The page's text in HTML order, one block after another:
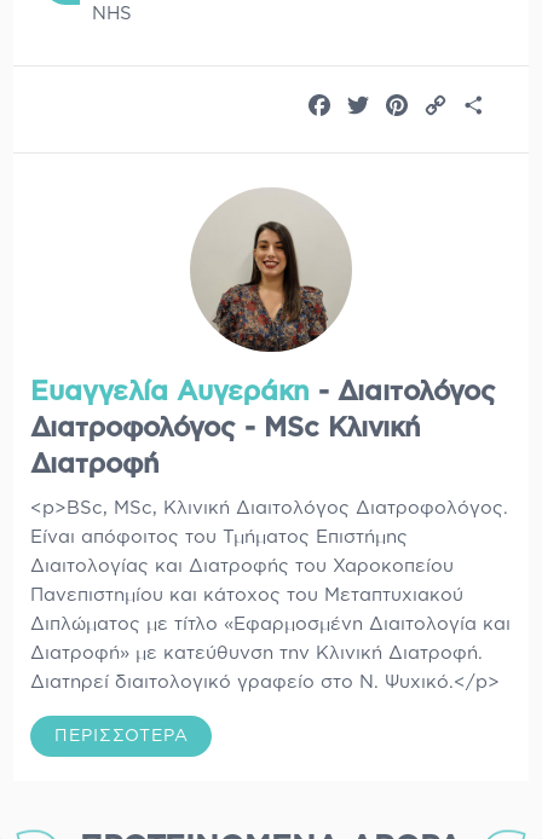
NHS
Facebook
TwitterPinterest
Copy
Ευαγγελία Αυγεράκη - Διαιτολόγος
Διατροφολόγος - MSc Κλινική
Διατροφή
<p>BSc, MSc, Κλινική Διαιτολόγος Διατροφολόγος.
Είναι απόφοιτος του Τμήματος Επιστήμης
Διαιτολογίας και Διατροφής του Χαροκοπείου
Πανεπιστημίου και κάτοχος του Μεταπτυχιακού
Διπλώματος με τίτλο «Εφαρμοσμένη Διαιτολογία και
Διατροφή» με κατεύθυνση την Κλινική Διατροφή.
Διατηρεί διαιτολογικό γραφείο στο Ν. Ψυχικό.</p>
ΠΕΡΙΣΣΌΤΕΡΑ